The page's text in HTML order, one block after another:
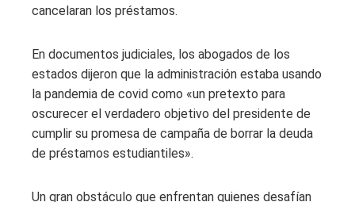
cancelaran los préstamos.
En documentos judiciales, los abogados de los
estados dijeron que la administración estaba usando
la pandemia de covid como «un pretexto para
oscurecer el verdadero objetivo del presidente de
cumplir su promesa de campaña de borrar la deuda
de préstamos estudiantiles».
Un gran obstáculo que enfrentan quienes desafían